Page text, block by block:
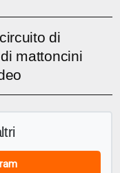
di
mattoncini